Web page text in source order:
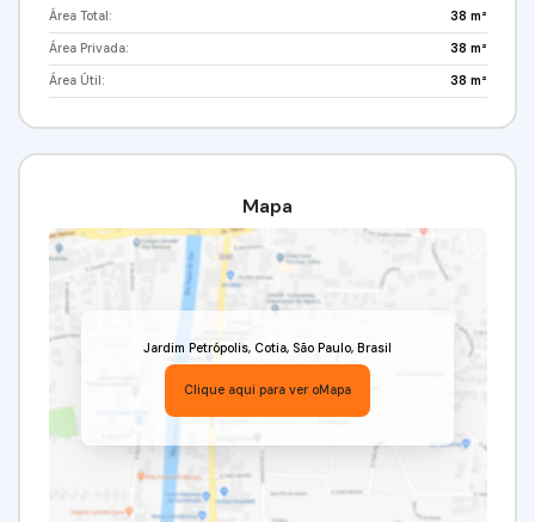
Área Total: 38 m²
Área Privada: 38 m²
Área Útil: 38 m²
Mapa
Jardim Petrópolis, Cotia, São Paulo, Brasil
Clique aqui para ver oMapa